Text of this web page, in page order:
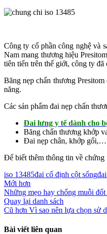
Công ty cổ phần công nghệ và
Nam mang thương hiệu
tiên tiến trên thế giới, công ty
Băng nẹp chấn thương
năng.
Các sản phẩm đai nẹp chấn
Đai lưng y tế dành cho
Băng chấn thương khớp
Đai nẹp chân, khớp gối,…
Để biết thêm thông tin về chứng
iso 13485đai cố định cột sống
Mới hơn
Những mẹo hay chống muỗi đốt
Quay lại danh sách
Cũ hơn Vì sao nên lựa chọn sử
Bài viết liên quan